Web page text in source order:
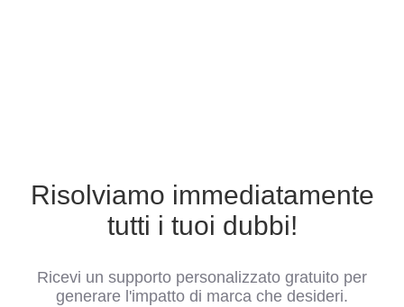
Risolviamo immediatamente
tutti i tuoi dubbi!
Ricevi un supporto personalizzato gratuito per
generare l'impatto di marca che desideri.